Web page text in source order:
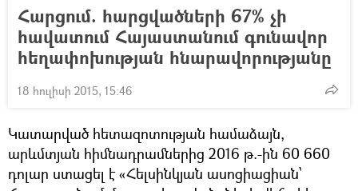
Հարցում. հարցվածների 67% չի
հավատում Հայաստանում գունավոր
հեղափոխության հնարավորությանը
18 հուլիսի 2015, 15:46
Կատարված հետազոտության համաձայն,
արևմտյան հիմնադրամներից 2016 թ.-ին 60 660
դոլար ստացել է «Հելսինկյան ասոցիացիան՝